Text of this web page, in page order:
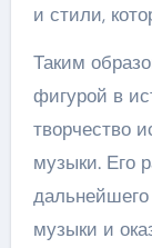
и стили,
Таким
фигурой в
творчество
музыки. Его
дальнейшего
музыки и